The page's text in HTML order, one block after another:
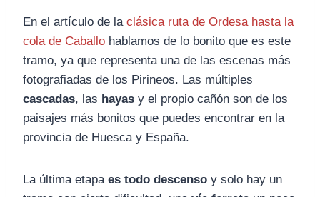
En el artículo de la clásica ruta de Ordesa hasta la
cola de Caballo hablamos de lo bonito que es este
tramo, ya que representa una de las escenas más
fotografiadas de los Pirineos. Las múltiples
cascadas, las hayas y el propio cañón son de los
paisajes más bonitos que puedes encontrar en la
provincia de Huesca y España.
La última etapa es todo descenso y solo hay un